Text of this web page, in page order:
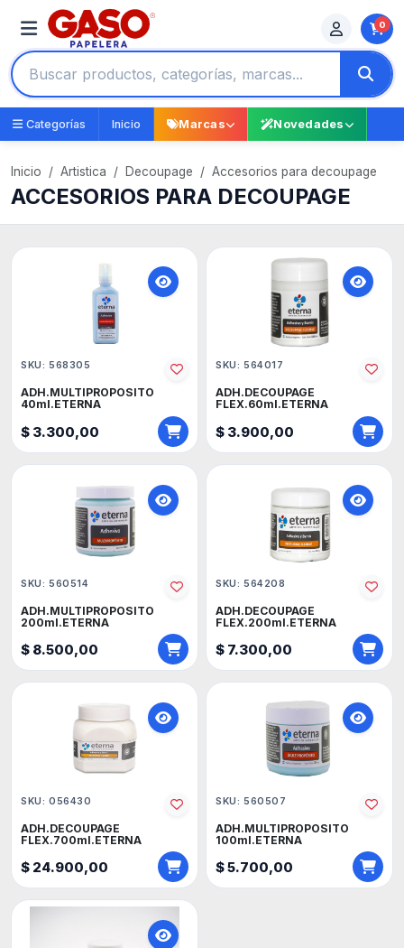
0
Categorías Inicio Marcas Novedades
Inicio Artistica Decoupage Accesorios para decoupage
ACCESORIOS PARA DECOUPAGE
SKU: 568305
ADH.MULTIPROPOSITO
40ml.ETERNA
$ 3.300,00
SKU: 564017
ADH.DECOUPAGE
FLEX.60ml.ETERNA
$ 3.900,00
SKU: 560514
ADH.MULTIPROPOSITO
200ml.ETERNA
$ 8.500,00
SKU: 564208
ADH.DECOUPAGE
FLEX.200ml.ETERNA
$ 7.300,00
SKU: 056430
ADH.DECOUPAGE
FLEX.700ml.ETERNA
$ 24.900,00
SKU: 560507
ADH.MULTIPROPOSITO
100ml.ETERNA
$ 5.700,00